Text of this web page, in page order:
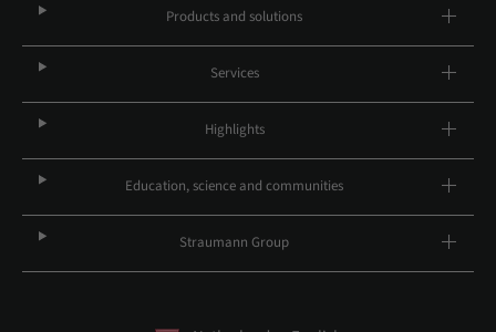
Products and solutions
Services
Highlights
Education, science and communities
Straumann Group